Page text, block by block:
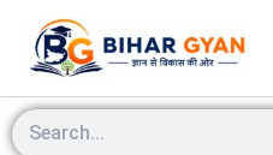
content
S
e